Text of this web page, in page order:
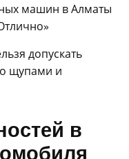
машин в Алматы
допускать
щупами и
в